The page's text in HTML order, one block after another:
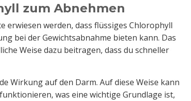
zum Abnehmen
erwiesen werden, dass flüssiges Chlorophyll
bei der Gewichtsabnahme bieten kann. Das
Weise dazu beitragen, dass du schneller
Wirkung auf den Darm. Auf diese Weise kann
was eine wichtige Grundlage ist,